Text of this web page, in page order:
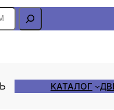
КАТАЛОГ